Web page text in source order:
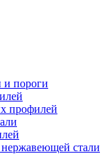
пороги
профилей
стали